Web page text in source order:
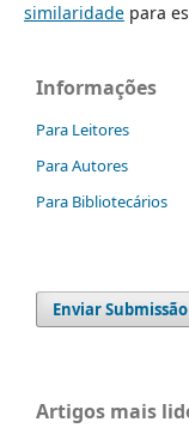
similaridadepara
Informações
Para Leitores
Para Autores
Para Bibliotecários
Enviar Submissão
Artigos mais